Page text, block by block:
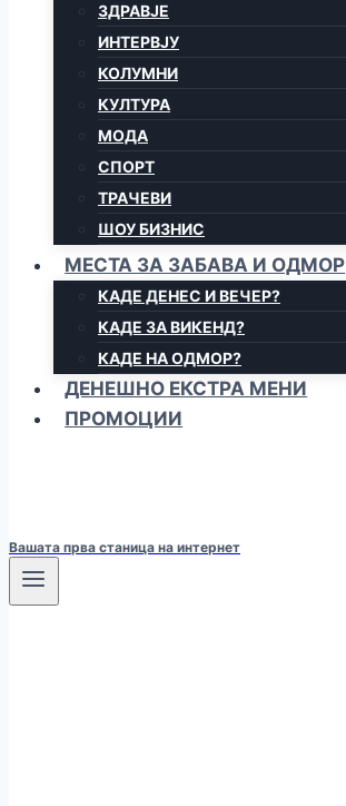
ЗДРАВЈЕ
ИНТЕРВЈУ
КОЛУМНИ
КУЛТУРА
МОДА
СПОРТ
ТРАЧЕВИ
ШОУ БИЗНИС
МЕСТА ЗА ЗАБАВА И ОДМОР
КАДЕ ДЕНЕС И ВЕЧЕР?
КАДЕ ЗА ВИКЕНД?
КАДЕ НА ОДМОР?
ДЕНЕШНО ЕКСТРА МЕНИ
ПРОМОЦИИ
Вашата прва станица на интернет